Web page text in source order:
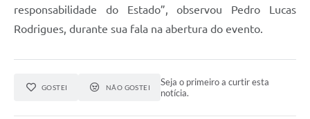
responsabilidade do Estado”, observou Pedro Lucas
Rodrigues, durante sua fala na abertura do evento.
GOSTEI NÃO GOSTEI
Seja o primeiro a curtir esta
notícia.